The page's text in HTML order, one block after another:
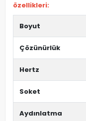
özellikleri:
Boyut
Çözünürlük
Hertz
Soket
Aydınlatma